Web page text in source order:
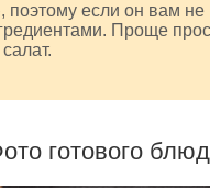
, поэтому если он вам не
Проще
готового